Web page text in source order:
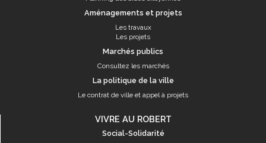
Aménagements et projets
Les travaux
Les projets
Marchés publics
Consultez les marchés
La politique de la ville
Le contrat de ville et appel à projets
VIVRE AU ROBERT
Social-Solidarité